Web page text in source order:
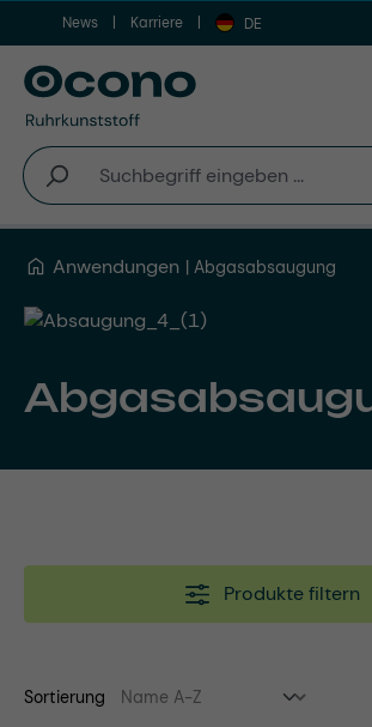
Zum Hauptinhalt springen
News Karriere DE
Anwendungen Abgasabsaugung
Produkte filtern
Sortierung